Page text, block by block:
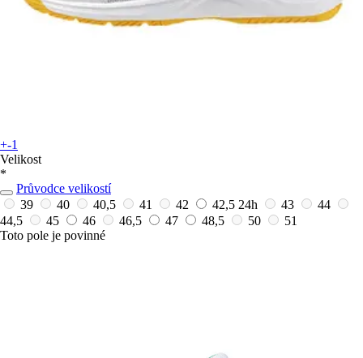
+-1
Velikost
*
Průvodce velikostí
39
40 40,5 41 42 42,5 24h 43
44
44,5
45 46 46,5 47 48,5 50
51
Toto pole je povinné